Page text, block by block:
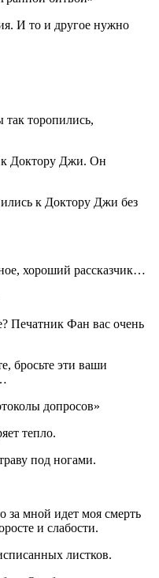
И то и другое нужно
торопились,
к Доктору Джи. Он
к Доктору Джи без
хороший рассказчик…
Печатник Фан вас очень
бросьте эти ваши
допросов»
тепло.
под ногами.
за мной идет моя смерть
и слабости.
листков.